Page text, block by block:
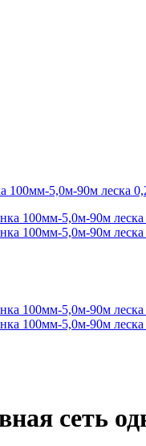
100мм-5,0м-90м леска
сеть